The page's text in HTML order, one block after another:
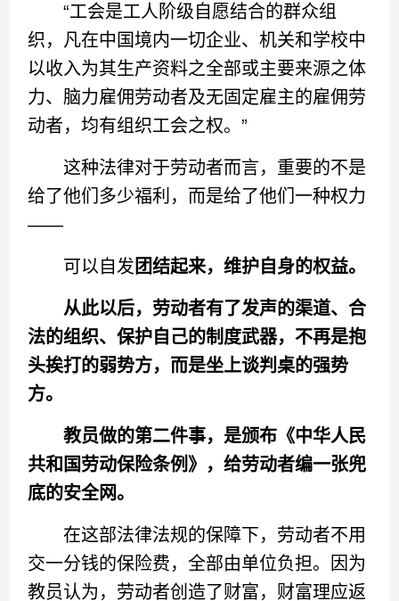
“工会是工人阶级自愿结合的群众组
织，凡在中国境内一切企业、机关和学校中
以收入为其生产资料之全部或主要来源之体
力、脑力雇佣劳动者及无固定雇主的雇佣劳
动者，均有组织工会之权。”
这种法律对于劳动者而言，重要的不是
给了他们多少福利，而是给了他们一种权力
——
可以自发 团结起来，维护自身的权益。
从此以后，劳动者有了发声的渠道、合
法的组织、保护自己的制度武器，不再是抱
头挨打的弱势方，而是坐上谈判桌的强势
方。
教员做的第二件事，是颁布《中华人民
共和国劳动保险条例》，给劳动者编一张兜
底的安全网。
在这部法律法规的保障下，劳动者不用
交一分钱的保险费，全部由单位负担。因为
教员认为，劳动者创造了财富，财富理应返